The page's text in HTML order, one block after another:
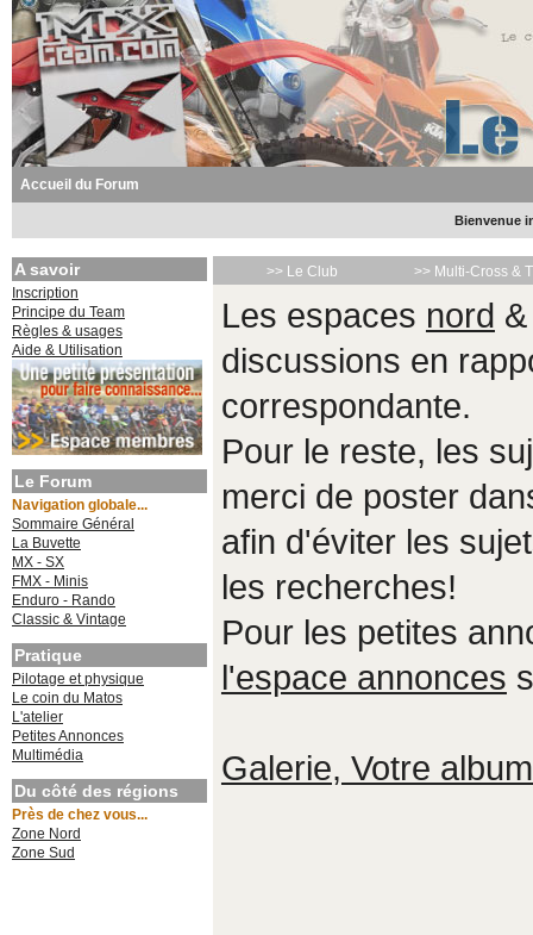
Accueil du Forum
Bienvenue
A savoir
Inscription
Principe du Team
Règles & usages
Aide & Utilisation
Le Forum
Navigation globale...
Sommaire Général
La Buvette
MX - SX
FMX - Minis
Enduro - Rando
Classic & Vintage
Pratique
Pilotage et physique
Le coin du Matos
L'atelier
Petites Annonces
Multimédia
Du côté des régions
Près de chez vous...
Zone Nord
Zone Sud
>> Le Club >> Multi-Cross &
Les espaces nord
discussions en
correspondante.
Pour le reste, les
merci de poster
afin d'éviter les
les recherches!
Pour les petites
l'espace annonces
Galerie, Votre